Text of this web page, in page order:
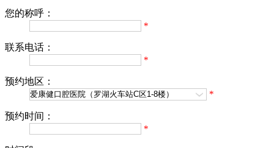
您的称呼：
*
联系电话：
*
预约地区：
*
预约时间：
*